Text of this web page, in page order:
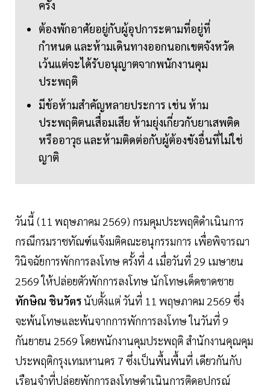
ครั้ง
ต้องพักอาศัยอยู่กับผู้อุปการะตามที่อยู่ที่
กำหนด และห้ามเดินทางออกนอกเขตจังหวัด
เว้นแต่จะได้รับอนุญาตจากพนักงานคุม
ประพฤติ
มีข้อห้ามสำคัญหลายประการ เช่น ห้าม
ประพฤติตนเสื่อมเสีย ห้ามยุ่งเกี่ยวกับยาเสพติด
หรืออาวุธ และห้ามติดต่อกับผู้ต้องขังอื่นที่ไม่ใช่
ญาติ
วันนี้ (11 พฤษภาคม 2569) กรมคุมประพฤติดำเนินการ
กรณีกรมราชทัณฑ์แจ้งมติคณะอนุกรรมการ เพื่อพิจารณา
วินิจฉัยการพักการลงโทษ ครั้งที่ 4 เมื่อวันที่ 29 เมษายน
2569 ให้ปล่อยตัวพักการลงโทษ นักโทษเด็ดขาดชาย
ทักษิณ ชินวัตรนับตั้งแต่ วันที่ 11 พฤษภาคม 2569 ซึ่ง
จะพ้นโทษและพ้นจากการพักการลงโทษ ในวันที่ 9
กันยายน 2569 โดยพนักงานคุมประพฤติ สำนักงานคุณคุม
ประพฤติกรุงเทมหานคร 7 ซึ่งเป็นพื้นพื้นที่ เดียวกันกับ
เรือนจำที่ปล่อยพักการลงโทษดำเนินการติดอุปกรณ์